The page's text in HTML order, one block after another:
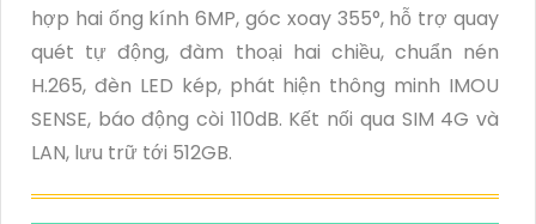
hợp hai ống kính 6MP, góc xoay 355°, hỗ trợ quay
quét tự động, đàm thoại hai chiều, chuẩn nén
H.265, đèn LED kép, phát hiện thông minh IMOU
SENSE, báo động còi 110dB. Kết nối qua SIM 4G và
LAN, lưu trữ tới 512GB.